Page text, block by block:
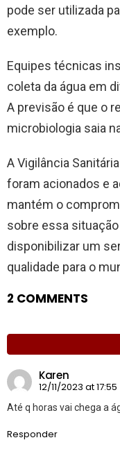
pode ser utilizada
exemplo.
Equipes técnicas
coleta da água em
A previsão é que o
microbiologia saia
A Vigilância
foram acionados e
mantém o
sobre essa
disponibilizar um
qualidade para o
2 COMMENTS
Karen
12/11/2023 at 17:55
Até q horas vai chega a
Responder